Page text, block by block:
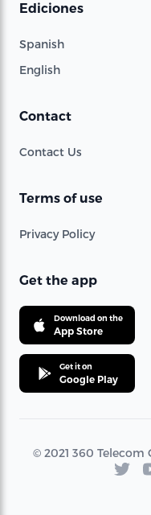
Ediciones
Spanish
English
Contact
Contact Us
Terms of use
Privacy Policy
Get the app
Download on the
App Store
Get it on
Google Play
© 2021 360